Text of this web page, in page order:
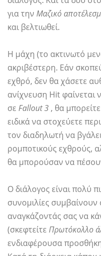
για την Μαζικό
και βελτιωθεί.
Η μάχη (το ακτινωτό
ακριβέστερη. Εάν
εχθρό, δεν θα χάσετε
ανίχνευση Hit φαίνεται
σε Fallout 3 , θα
ειδικά να στοχεύετε
τον διαδηλωτή να
ρομποτικούς εχθρούς,
θα μπορούσαν να
Ο διάλογος είναι πολύ
συνομιλίες
αναγκάζοντάς σας να
(σκεφτείτε Πρωτόκολλο
ενδιαφέρουσα